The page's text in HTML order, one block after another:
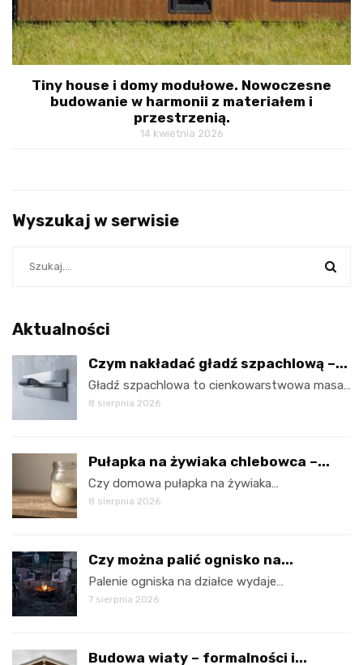
Tiny house i domy modułowe. Nowoczesne
budowanie w harmonii z materiałem i
przestrzenią.
14 kwietnia 2026
Wyszukaj w serwisie
Aktualności
Czym nakładać gładź szpachlową –...
Gładź szpachlowa to cienkowarstwowa masa…
8 sierpnia 2026
Pułapka na żywiaka chlebowca –...
Czy domowa pułapka na żywiaka…
8 sierpnia 2026
Czy można palić ognisko na...
Palenie ogniska na działce wydaje…
7 sierpnia 2026
Budowa wiaty – formalności i...